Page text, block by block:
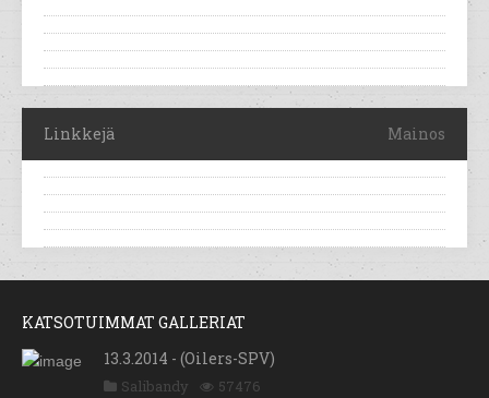
Linkkejä Mainos
KATSOTUIMMAT GALLERIAT
13.3.2014 - (Oilers-SPV)
Salibandy 57476